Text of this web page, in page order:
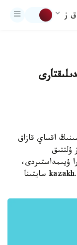
ق ز
اقساي قازاق
ۇلتتىق
ۇيىمداستىردى،
دەپ حابارلايدى قازاقپارات kazakh.people.com.cn سايتىنا